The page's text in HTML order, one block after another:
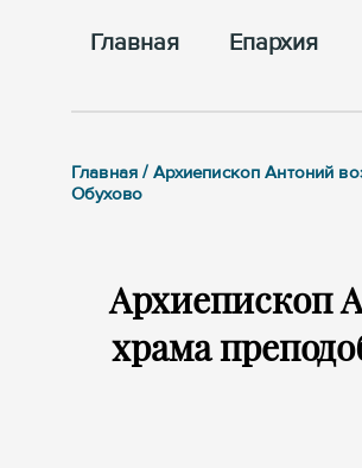
Главная Епархия
Главная / Архиепископ Антоний
Обухово
Архиепископ
храма